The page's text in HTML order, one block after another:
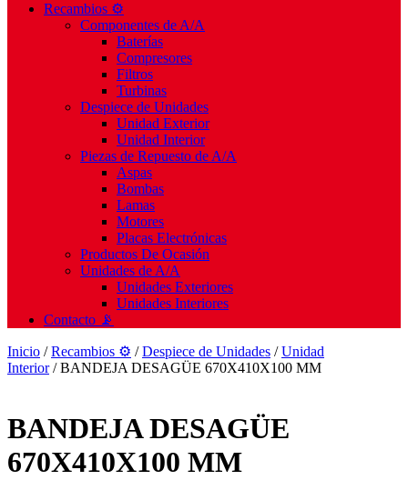
Recambios ⚙️
Componentes de A/A
Baterías
Compresores
Filtros
Turbinas
Despiece de Unidades
Unidad Exterior
Unidad Interior
Piezas de Repuesto de A/A
Aspas
Bombas
Lamas
Motores
Placas Electrónicas
Productos De Ocasión
Unidades de A/A
Unidades Exteriores
Unidades Interiores
Contacto 📡
Inicio /Recambios ⚙️ /Despiece de Unidades /Unidad
Interior/ BANDEJA DESAGÜE 670X410X100 MM
BANDEJA DESAGÜE
670X410X100 MM